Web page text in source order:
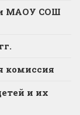
МАОУ СОШ
комиссия
и их